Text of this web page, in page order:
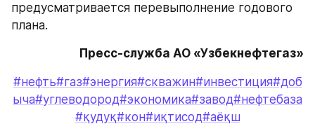
предусматривается перевыполнение годового
плана.
Пресс-служба АО «Узбекнефтегаз»
#нефть#газ#энергия#скважин#инвестиция#доб
ыча#углеводород#экономика#завод#нефтебаза
#қудуқ#кон#иқтисод#аёқш